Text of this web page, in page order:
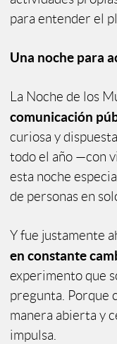
para entender el
Una noche para
La Noche de los
comunicación
curiosa y
todo el año —con
esta noche
de personas en
Y fue justamente
en constante
experimento que
pregunta. Porque
manera abierta y
impulsa.